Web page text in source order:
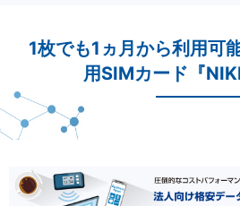
1枚でも1ヵ月から利用可
用SIMカード『